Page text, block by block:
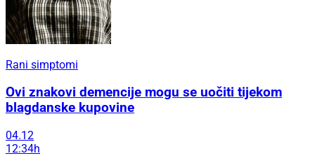
Rani simptomi
Ovi znakovi demencije mogu se uočiti tijekom
blagdanske kupovine
04.12
12:34h